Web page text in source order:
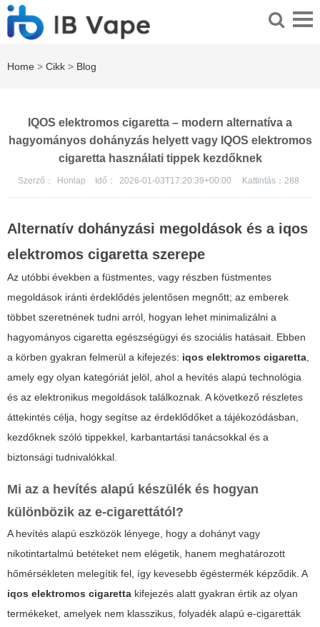
Home > Cikk > Blog
IQOS elektromos cigaretta – modern alternatíva a
hagyományos dohányzás helyett vagy IQOS elektromos
cigaretta használati tippek kezdőknek
Szerző： Honlap Idő： 2026-01-03T17:20:39+00:00 Kattintás： 288
Alternatív dohányzási megoldások és a iqos
elektromos cigarettaszerepe
Az utóbbi években a füstmentes, vagy részben füstmentes
megoldások iránti érdeklődés jelentősen megnőtt; az emberek
többet szeretnének tudni arról, hogyan lehet minimalizálni a
hagyományos cigaretta egészségügyi és szociális hatásait. Ebben
a körben gyakran felmerül a kifejezés: iqos elektromos cigaretta,
amely egy olyan kategóriát jelöl, ahol a hevítés alapú technológia
és az elektronikus megoldások találkoznak. A következő részletes
áttekintés célja, hogy segítse az érdeklődőket a tájékozódásban,
kezdőknek szóló tippekkel, karbantartási tanácsokkal és a
biztonsági tudnivalókkal.
Mi az a hevítés alapú készülék és hogyan
különbözik az e-cigarettától?
A hevítés alapú eszközök lényege, hogy a dohányt vagy
nikotintartalmú betéteket nem elégetik, hanem meghatározott
hőmérsékleten melegítik fel, így kevesebb égéstermék képződik. A
iqos elektromos cigaretta kifejezés alatt gyakran értik az olyan
termékeket, amelyek nem klasszikus, folyadék alapú e-cigaretták